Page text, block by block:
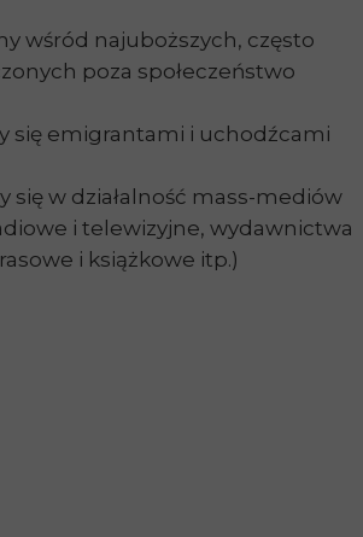
wśród najuboższych, często
poza społeczeństwo
się emigrantami i uchodźcami
się w działalność mass-mediów
i telewizyjne, wydawnictwa
i książkowe itp.)